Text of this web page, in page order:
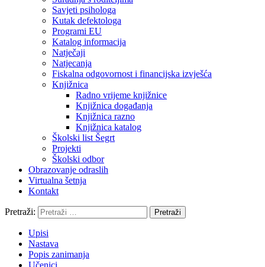
Savjeti psihologa
Kutak defektologa
Programi EU
Katalog informacija
Natječaji
Natjecanja
Fiskalna odgovornost i financijska izvješća
Knjižnica
Radno vrijeme knjižnice
Knjižnica događanja
Knjižnica razno
Knjižnica katalog
Školski list Šegrt
Projekti
Školski odbor
Obrazovanje odraslih
Virtualna šetnja
Kontakt
Pretraži:
Upisi
Nastava
Popis zanimanja
Učenici